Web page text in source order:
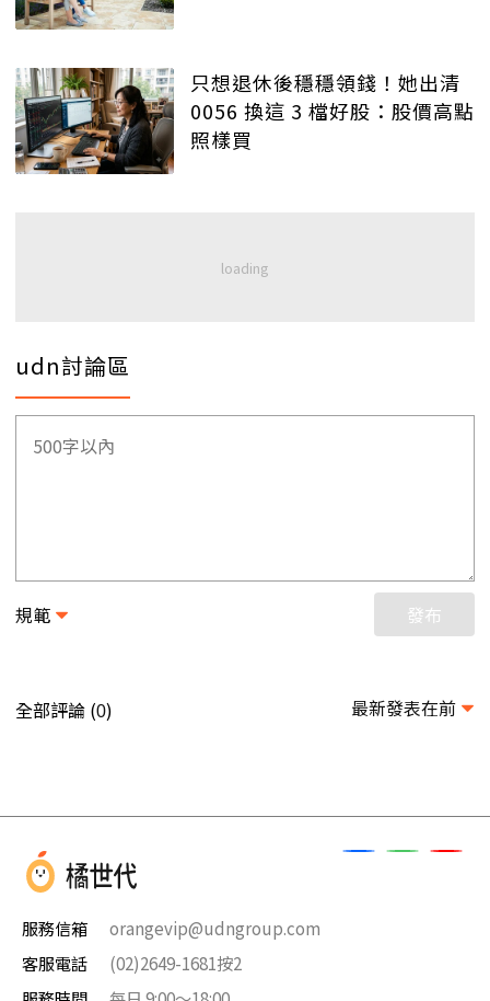
只想退休後穩穩領錢！她出清
0056 換這 3 檔好股：股價高點
照樣買
udn討論區
規範 發布
全部評論 (0) 最新發表在前
服務信箱
orangevip@udngroup.com
客服電話
(02)2649-1681按2